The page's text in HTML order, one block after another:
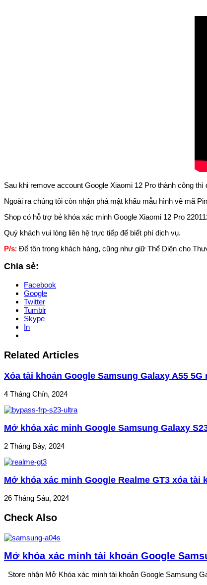
Sau khi remove account Google Xiaomi 12 Pro thành công
Ngoài ra chúng tôi còn nhận phá mật khẩu mẫu hình vẽ mã
Shop có hỗ trợ bẻ khóa xác minh Google Xiaomi 12 Pro
Quý khách vui lòng liên hệ trực tiếp để biết phí dịch vụ.
P/s: Để tôn trọng khách hàng, cũng như giữ Thể Diện cho
Chia sẻ:
Facebook
Google
Twitter
Tumblr
Skype
In
Related Articles
Xóa tài khoản Google Samsung Galaxy A55
4 Tháng Chín, 2024
Mở khóa xác minh Google Samsung Galaxy
2 Tháng Bảy, 2024
Mở khóa xác minh Google Realme GT3 xóa tài
26 Tháng Sáu, 2024
Check Also
Mở khóa xác minh tài khoản Google
Store nhận Mở Khóa xác minh tài khoản Google Samsung